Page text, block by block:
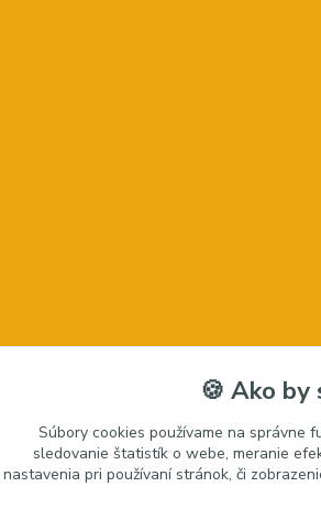
🍪 Ako by
Súbory cookies používame na správne
sledovanie štatistík o webe, meranie
nastavenia pri používaní stránok, či